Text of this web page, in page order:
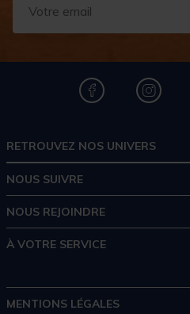
RETROUVEZ NOS UNIVERS
NOUS SUIVRE
NOUS REJOINDRE
À VOTRE SERVICE
MENTIONS LÉGALES